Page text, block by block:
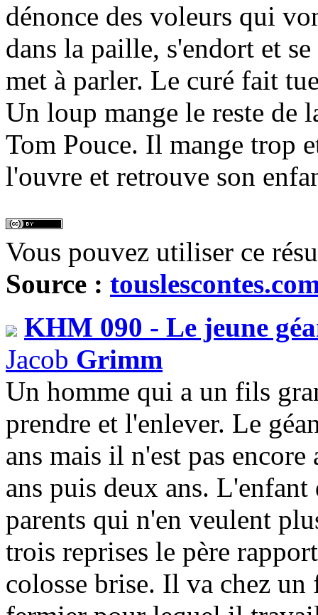
dénonce des voleurs qui
dans la paille, s'endort et
met à parler. Le curé fait
Un loup mange le reste de
Tom Pouce. Il mange trop
l'ouvre et retrouve son
Vous pouvez utiliser ce
Source :
KHM 090 - Le jeune
Jacob Grimm
Un homme qui a un fils
prendre et l'enlever. Le
ans mais il n'est pas
ans puis deux ans. L'enfant
parents qui n'en veulent
trois reprises le père
colosse brise. Il va chez